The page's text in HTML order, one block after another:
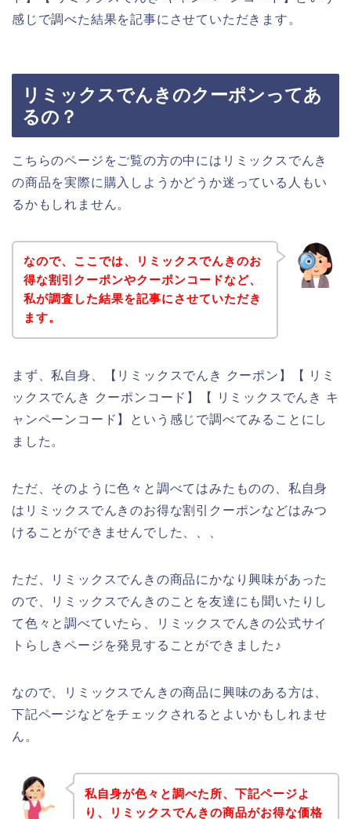
感じで調べた結果を記事にさせていただきます。
リミックスでんきのクーポンってあ
るの？
こちらのページをご覧の方の中にはリミックスでんき
の商品を実際に購入しようかどうか迷っている人もい
るかもしれません。
なので、ここでは、リミックスでんきのお
得な割引クーポンやクーポンコードなど、
私が調査した結果を記事にさせていただき
ます。
まず、私自身、【リミックスでんき クーポン】【 リミ
ックスでんき クーポンコード】【 リミックスでんき キ
ャンペーンコード】という感じで調べてみることにし
ました。
ただ、そのように色々と調べてはみたものの、私自身
はリミックスでんきのお得な割引クーポンなどはみつ
けることができませんでした、、、
ただ、リミックスでんきの商品にかなり興味があった
ので、リミックスでんきのことを友達にも聞いたりし
て色々と調べていたら、リミックスでんきの公式サイ
トらしきページを発見することができました♪
なので、リミックスでんきの商品に興味のある方は、
下記ページなどをチェックされるとよいかもしれませ
ん。
私自身が色々と調べた所、下記ページよ
り、リミックスでんきの商品がお得な価格